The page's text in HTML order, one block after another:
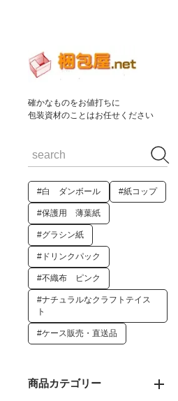
確かなものをお値打ちに
包装資材のことはお任せください
#白 ダンボール #紙コップ
#保護用 薄葉紙
#グラシン紙
#ドリンクパック
#不織布 ピンク
#ナチュラルなクラフトテイス
ト
#ケース販売・直送品
商品カテゴリー